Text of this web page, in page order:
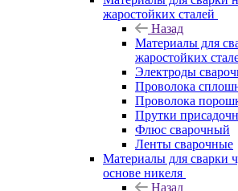
жаростойких сталей
Назад
Материалы для
жаростойких
Электроды
Проволока
Проволока
Прутки
Флюс сварочный
Ленты сварочные
Материалы для сварки
основе никеля
Назад